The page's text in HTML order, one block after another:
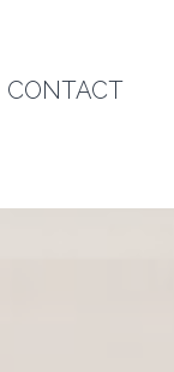
CONTACT